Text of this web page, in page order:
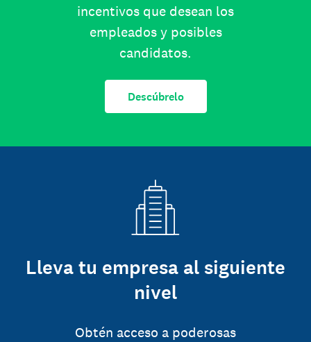
incentivos que desean los
empleados y posibles
candidatos.
Descúbrelo
Lleva tu empresa al siguiente
nivel
Obtén acceso a poderosas